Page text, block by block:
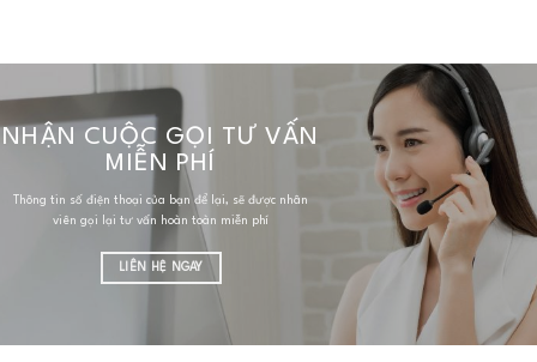
NHẬN CUỘC GỌI TƯ VẤN
MIỄN PHÍ
Thông tin số điện thoại của bạn để lại, sẽ được nhân
viên gọi lại tư vấn hoàn toàn miễn phí
LIÊN HỆ NGAY